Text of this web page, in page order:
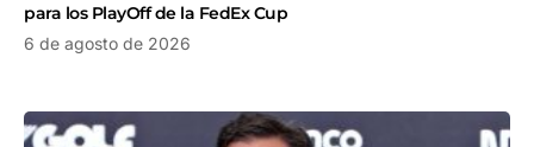
para los PlayOff de la FedEx Cup
6 de agosto de 2026